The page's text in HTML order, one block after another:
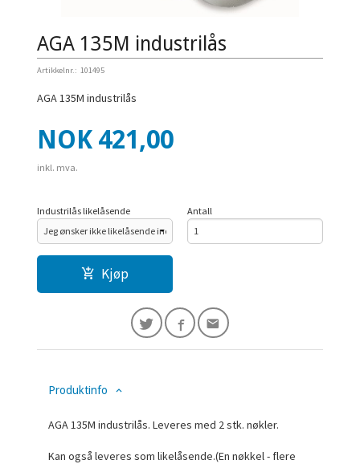
AGA 135M industrilås
Artikkelnr.: 101495
AGA 135M industrilås
Pris
NOK 421,00
inkl. mva.
Industrilås likelåsende Antall
Kjøp
Produktinfo
AGA 135M industrilås. Leveres med 2 stk. nøkler.
Kan også leveres som likelåsende.(En nøkkel - flere